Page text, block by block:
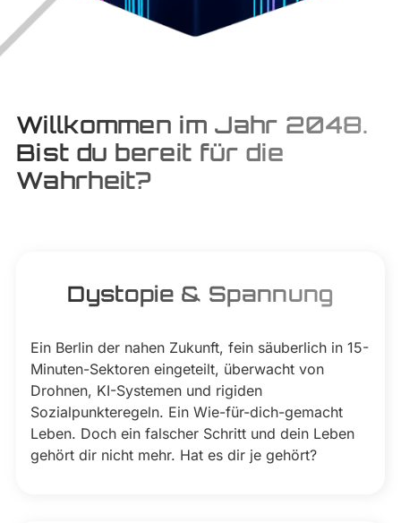
Willkommen im Jahr 2048.
Bist du bereit für die
Wahrheit?
Dystopie & Spannung
Ein Berlin der nahen Zukunft, fein säuberlich in 15-
Minuten-Sektoren eingeteilt, überwacht von
Drohnen, KI-Systemen und rigiden
Sozialpunkteregeln. Ein Wie-für-dich-gemacht
Leben. Doch ein falscher Schritt und dein Leben
gehört dir nicht mehr. Hat es dir je gehört?